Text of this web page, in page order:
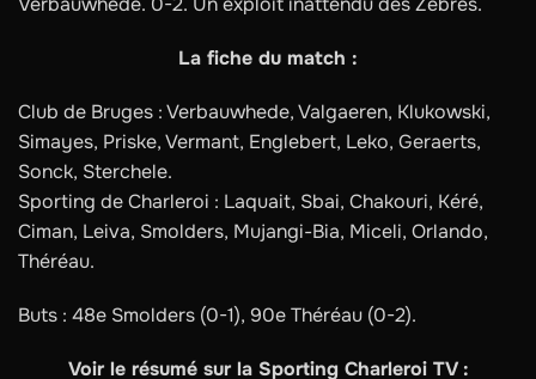
La fiche du match :
Club de Bruges : Verbauwhede, Valgaeren, Klukowski,
Simayes, Priske, Vermant, Englebert, Leko, Geraerts,
Sonck, Sterchele.
Sporting de Charleroi : Laquait, Sbai, Chakouri, Kéré,
Ciman, Leiva, Smolders, Mujangi-Bia, Miceli, Orlando,
Théréau.
Buts : 48e Smolders (0-1), 90e Théréau (0-2).
Voir le résumé sur la Sporting Charleroi TV :